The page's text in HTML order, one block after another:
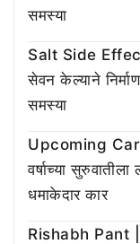
समस्या
Salt Side
सेवन केल्याने
समस्या
Upcoming Car
वर्षाच्या
धमाकेदार कार
Rishabh Pant |